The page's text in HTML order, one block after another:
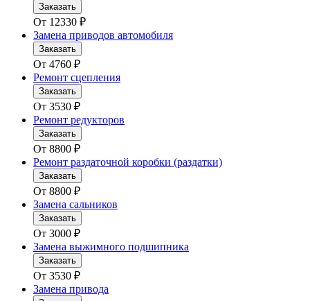
Заказать
От 12330 ₽
Замена приводов автомобиля
Заказать
От 4760 ₽
Ремонт сцепления
Заказать
От 3530 ₽
Ремонт редукторов
Заказать
От 8800 ₽
Ремонт раздаточной коробки (раздатки)
Заказать
От 8800 ₽
Замена сальников
Заказать
От 3000 ₽
Замена выжимного подшипника
Заказать
От 3530 ₽
Замена привода